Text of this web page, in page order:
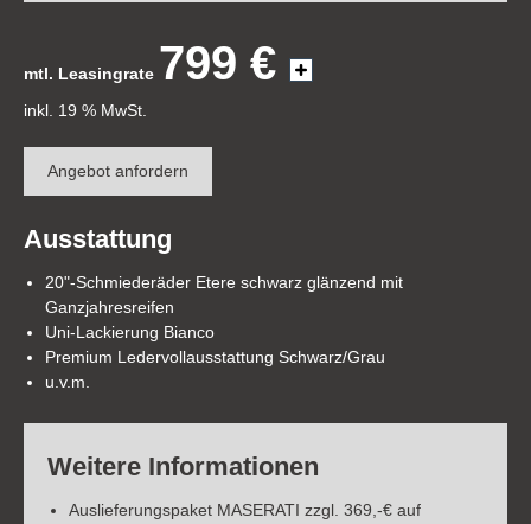
mtl. Leasingrate 799 €
inkl. 19 % MwSt.
Angebot anfordern
Ausstattung
20"-Schmiederäder Etere schwarz glänzend mit
Ganzjahresreifen
Uni-Lackierung Bianco
Premium Ledervollausstattung Schwarz/Grau
u.v.m.
Weitere Informationen
Auslieferungspaket MASERATI zzgl. 369,-€ auf